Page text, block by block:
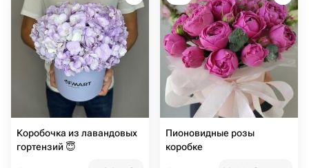
Коробочка из лавандовых
гортензий 😇
Пионовидные розы
коробке